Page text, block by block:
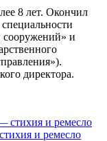
8 лет. Окончил
сооружений» и
директора.
и ремесло